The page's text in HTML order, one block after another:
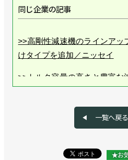
同じ企業の記事
>>高剛性減速機のラインアッ
けタイプを追加／ニッセイ
>>トルク容量の高さと豊富な
>>[注目製品PickUp! vol.48]薄
セイ「UXiMO 扁平・軽量タイ
>>大口径中空タイプの高剛性
一覧へ戻る
★お